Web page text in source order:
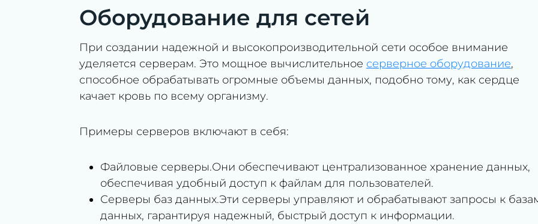
Оборудование для сетей
При создании надежной и высокопроизводительной сети особое внимание
уделяется серверам. Это мощное вычислительное серверное оборудование,
способное обрабатывать огромные объемы данных, подобно тому, как сердце
качает кровь по всему организму.
Примеры серверов включают в себя:
Файловые серверы.Они обеспечивают централизованное хранение данных,
обеспечивая удобный доступ к файлам для пользователей.
Серверы баз данных.Эти серверы управляют и обрабатывают запросы к
данных, гарантируя надежный, быстрый доступ к информации.